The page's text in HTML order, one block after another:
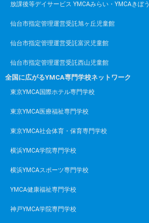
放課後等デイサービス YMCAみらい・YMCAきぼう
仙台市指定管理運営受託旭ヶ丘児童館
仙台市指定管理運営受託富沢児童館
仙台市指定管理運営受託西山児童館
全国に広がるYMCA専門学校ネットワーク
東京YMCA国際ホテル専門学校
東京YMCA医療福祉専門学校
東京YMCA社会体育・保育専門学校
横浜YMCA学院専門学校
横浜YMCAスポーツ専門学校
YMCA健康福祉専門学校
神戸YMCA学院専門学校